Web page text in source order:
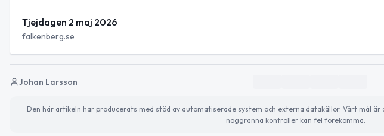
Tjejdagen 2 maj 2026
falkenberg.se
Johan Larsson
Den här artikeln har producerats med stöd av automatiserade system och externa datakällor. Vårt mål
noggranna kontroller kan fel förekomma.